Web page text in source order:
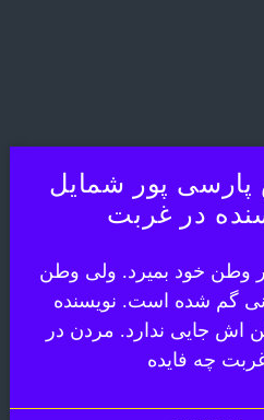
پور شمایل
در غربت
در وطن خود بمیرد. ولی وطن
گم شده است. نویسنده
اش جایی ندارد. مردن در
چه فایده